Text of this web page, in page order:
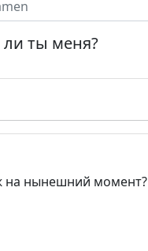
ты меня?
на нынешний момент?